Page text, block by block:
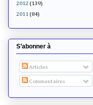
2012 (139)
2011 (84)
S’abonner à
Articles
Commentaires